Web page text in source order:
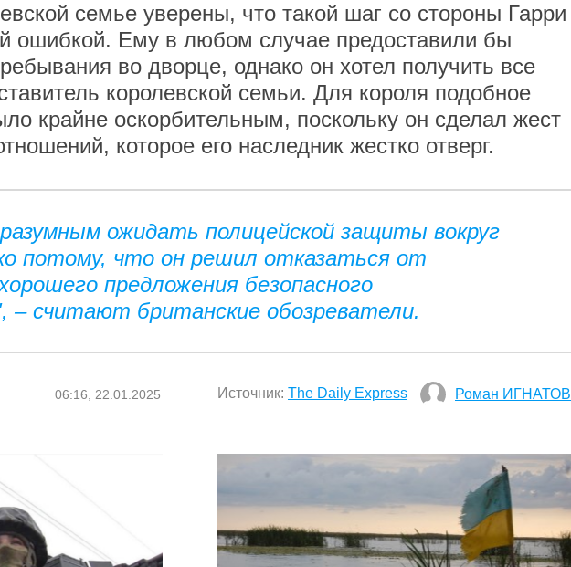
семье уверены, что такой шаг со стороны Гарри
ошибкой. Ему в любом случае предоставили бы
во дворце, однако он хотел получить все
королевской семьи. Для короля подобное
крайне оскорбительным, поскольку он сделал жест
которое его наследник жестко отверг.
ожидать полицейской защиты вокруг
потому, что он решил отказаться от
предложения безопасного
– считают британские обозреватели.
06:16, 22.01.2025 Источник: The Daily Express Роман ИГНАТОВ